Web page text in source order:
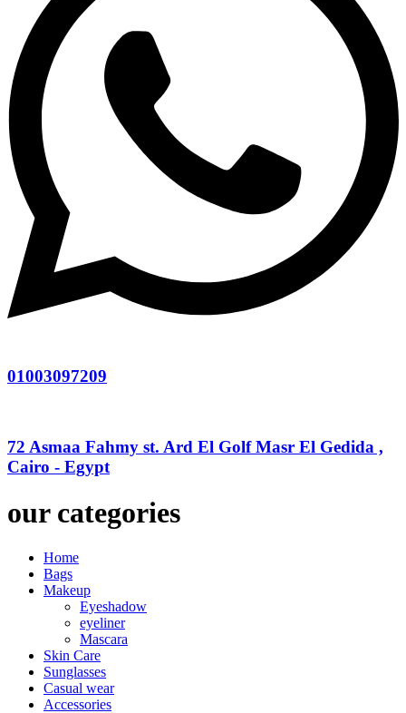
01003097209
72 Asmaa Fahmy st. Ard El Golf Masr El Gedida ,
Cairo - Egypt
our categories
Home
Bags
Makeup
Eyeshadow
eyeliner
Mascara
Skin Care
Sunglasses
Casual wear
Accessories